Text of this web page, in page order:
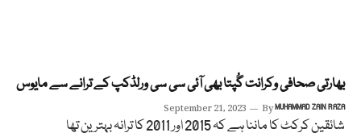
بھارتی صحافی وکرانت گُپتا بھی آئی سی سی ورلڈکپ کے ترانے سے مایوس
September 21, 2023 ByMUHAMMAD ZAIN RAZA
شائقین کرکٹ کا ماننا ہے کہ 2015 اور 2011 کا ترانہ بہترین تھا